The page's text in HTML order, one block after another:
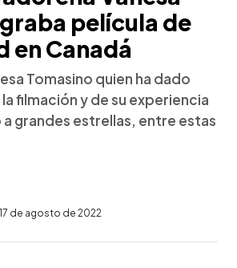
película de
en Canadá
Tomasino quien ha dado
filmación y de su experiencia
grandes estrellas, entre estas
de agosto de 2022